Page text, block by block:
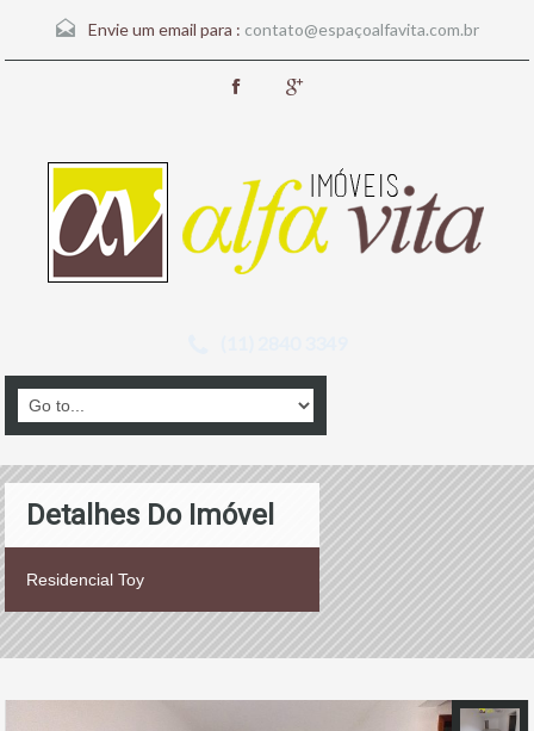
Envie um email para : contato@espaçoalfavita.com.br
Detalhes Do Imóvel
Residencial Toy